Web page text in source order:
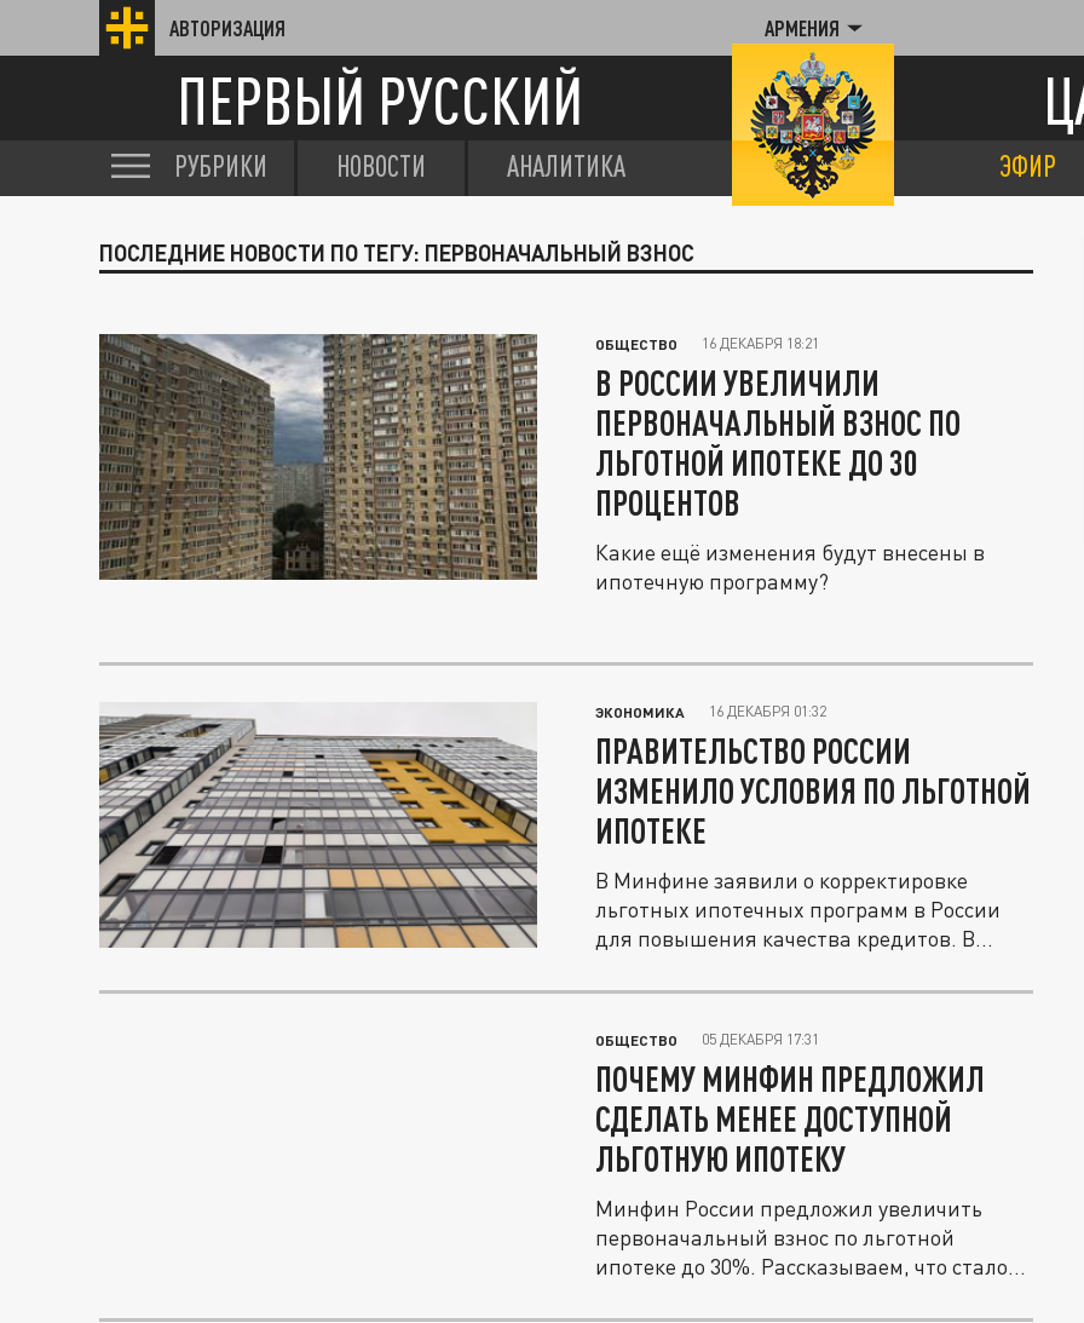
АВТОРИЗАЦИЯ АРМЕНИЯ
ПЕРВЫЙ РУССКИЙ
РУБРИКИ НОВОСТИ АНАЛИТИКА ЭФИР
ПОСЛЕДНИЕ НОВОСТИ ПО ТЕГУ: ПЕРВОНАЧАЛЬНЫЙ ВЗНОС
ОБЩЕСТВО 16 ДЕКАБРЯ 18:21
В РОССИИ УВЕЛИЧИЛИ
ПЕРВОНАЧАЛЬНЫЙ ВЗНОС ПО
ЛЬГОТНОЙ ИПОТЕКЕ ДО 30
ПРОЦЕНТОВ
Какие ещё изменения будут внесены в
ипотечную программу?
ЭКОНОМИКА 16 ДЕКАБРЯ 01:32
ПРАВИТЕЛЬСТВО РОССИИ
ИЗМЕНИЛО УСЛОВИЯ ПО ЛЬГОТНОЙ
ИПОТЕКЕ
В Минфине заявили о корректировке
льготных ипотечных программ в России
для повышения качества кредитов. В...
ОБЩЕСТВО 05 ДЕКАБРЯ 17:31
ПОЧЕМУ МИНФИН ПРЕДЛОЖИЛ
СДЕЛАТЬ МЕНЕЕ ДОСТУПНОЙ
ЛЬГОТНУЮ ИПОТЕКУ
Минфин России предложил увеличить
первоначальный взнос по льготной
ипотеке до 30%. Рассказываем, что стало...